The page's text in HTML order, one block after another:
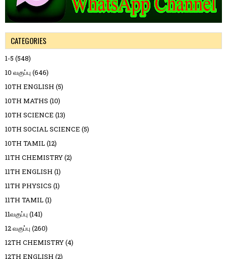
CATEGORIES
1-5 (548)
10 வகுப்பு (646)
10TH ENGLISH (5)
10TH MATHS (10)
10TH SCIENCE (13)
10TH SOCIAL SCIENCE (5)
10TH TAMIL(12)
11TH CHEMISTRY(2)
11TH ENGLISH (1)
11TH PHYSICS (1)
11TH TAMIL(1)
11வகுப்பு (141)
12 வகுப்பு (260)
12TH CHEMISTRY(4)
12TH ENGLISH (2)